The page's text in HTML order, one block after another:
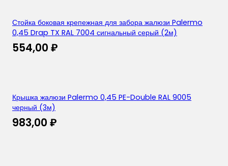
Стойка боковая крепежная для забора жалюзи Palermo
0,45 Drap TX RAL 7004 сигнальный серый (2м)
554,00 ₽
Крышка жалюзи Palermo 0,45 PE-Double RAL 9005
черный (3м)
983,00 ₽